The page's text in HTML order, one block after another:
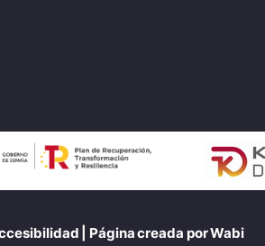
| Página creada porWabi